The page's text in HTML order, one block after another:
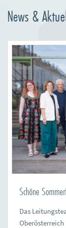
News &
Schöne
Das